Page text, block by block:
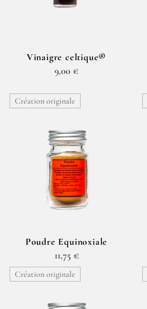
Vinaigre celtique®
9,00 €
Création originale
Poudre Equinoxiale
11,75 €
Création originale